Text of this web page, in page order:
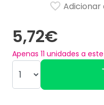
5,72€
Apenas 11 unidades a
Adicionar